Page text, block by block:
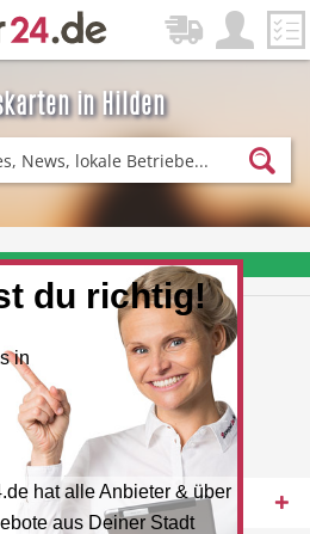
in Hilden
Lieferservice
Restaurant
per Newsletter erhalten
du richtig!
in
hat alle Anbieter & über
aus Deiner Stadt